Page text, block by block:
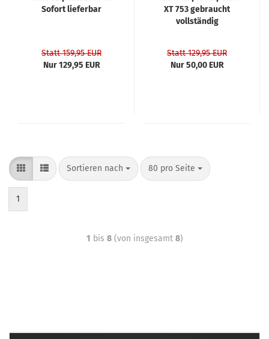
Sofort lieferbar
Statt 159,95 EUR
Nur 129,95 EUR
XT 753 gebraucht
vollständig
Statt 129,95 EUR
Nur 50,00 EUR
Sortieren nach 80 pro Seite
1
1 bis 8(von insgesamt 8)